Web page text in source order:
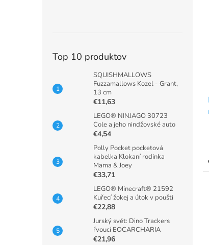
Top 10 produktov
SQUISHMALLOWS
Fuzzamallows Kozel - Grant,
13 cm
€11,63
LEGO® NINJAGO 30723
Cole a jeho nindžovské auto
€4,54
Polly Pocket pocketová
kabelka Klokaní rodinka
Mama & Joey
€33,71
LEGO® Minecraft® 21592
Kuřecí žokej a útok v poušti
€22,88
Jurský svět: Dino Trackers
řvoucí EOCARCHARIA
€21,96